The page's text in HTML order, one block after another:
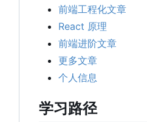
前端工程化文章
React 原理
前端进阶文章
更多文章
个人信息
学习路径